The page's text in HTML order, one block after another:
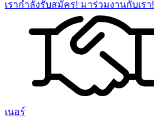
เรากำลังรับสมัคร! มาร่วมงานกับเรา!
เนอร์